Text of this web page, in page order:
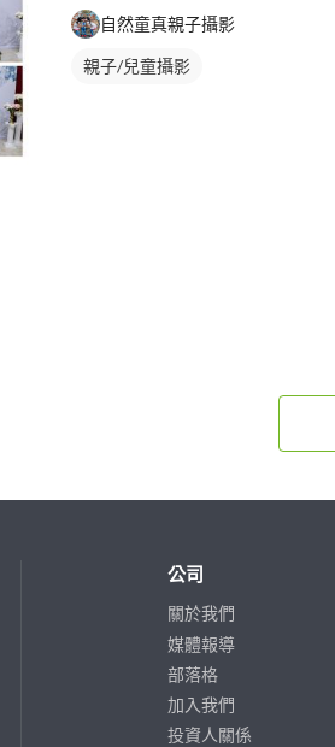
自然童真親子攝影
親子/兒童攝影
公司
關於我們
媒體報導
部落格
加入我們
投資人關係